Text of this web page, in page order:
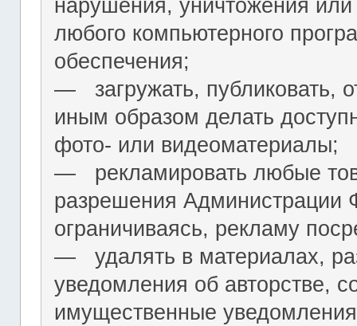
нарушения, уничтожения
любого компьютерного
обеспечения;
― загружать, публиковать,
иным образом делать
фото- или видеоматериалы;
― рекламировать любые
разрешения Администрации
ограничиваясь, рекламу
― удалять в материалах,
уведомления об авторстве,
имущественные